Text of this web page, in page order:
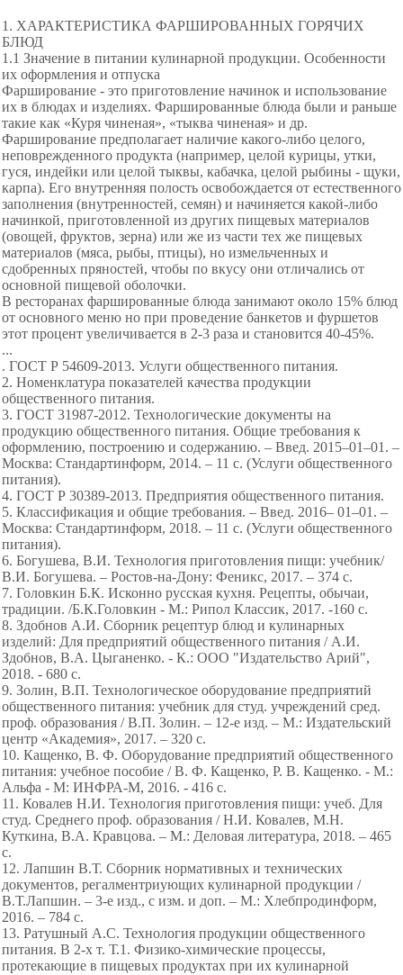
1. ХАРАКТЕРИСТИКА ФАРШИРОВАННЫХ ГОРЯЧИХ
БЛЮД
1.1 Значение в питании кулинарной продукции. Особенности
их оформления и отпуска
Фарширование - это приготовление начинок и использование
их в блюдах и изделиях. Фаршированные блюда были и раньше
такие как «Куря чиненая», «тыква чиненая» и др.
Фарширование предполагает наличие какого-либо целого,
неповрежденного продукта (например, целой курицы, утки,
гуся, индейки или целой тыквы, кабачка, целой рыбины - щуки,
карпа). Его внутренняя полость освобождается от естественного
заполнения (внутренностей, семян) и начиняется какой-либо
начинкой, приготовленной из других пищевых материалов
(овощей, фруктов, зерна) или же из части тех же пищевых
материалов (мяса, рыбы, птицы), но измельченных и
сдобренных пряностей, чтобы по вкусу они отличались от
основной пищевой оболочки.
В ресторанах фаршированные блюда занимают около 15% блюд
от основного меню но при проведение банкетов и фуршетов
этот процент увеличивается в 2-3 раза и становится 40-45%.
...
. ГОСТ Р 54609-2013. Услуги общественного питания.
2. Номенклатура показателей качества продукции
общественного питания.
3. ГОСТ 31987-2012. Технологические документы на
продукцию общественного питания. Общие требования к
оформлению, построению и содержанию. – Введ. 2015–01–01. –
Москва: Стандартинформ, 2014. – 11 с. (Услуги общественного
питания).
4. ГОСТ Р 30389-2013. Предприятия общественного питания.
5. Классификация и общие требования. – Введ. 2016– 01–01. –
Москва: Стандартинформ, 2018. – 11 с. (Услуги общественного
питания).
6. Богушева, В.И. Технология приготовления пищи: учебник/
В.И. Богушева. – Ростов-на-Дону: Феникс, 2017. – 374 с.
7. Головкин Б.К. Исконно русская кухня. Рецепты, обычаи,
традиции. /Б.К.Головкин - М.: Рипол Классик, 2017. -160 с.
8. Здобнов А.И. Сборник рецептур блюд и кулинарных
изделий: Для предприятий общественного питания / А.И.
Здобнов, В.А. Цыганенко. - К.: ООО "Издательство Арий",
2018. - 680 с.
9. Золин, В.П. Технологическое оборудование предприятий
общественного питания: учебник для студ. учреждений сред.
проф. образования / В.П. Золин. – 12-е изд. – М.: Издательский
центр «Академия», 2017. – 320 с.
10. Кащенко, В. Ф. Оборудование предприятий общественного
питания: учебное пособие / В. Ф. Кащенко, Р. В. Кащенко. - М.:
Альфа - М: ИНФРА-М, 2016. - 416 с.
11. Ковалев Н.И. Технология приготовления пищи: учеб. Для
студ. Среднего проф. образования / Н.И. Ковалев, М.Н.
Куткина, В.А. Кравцова. – М.: Деловая литература, 2018. – 465
с.
12. Лапшин В.Т. Сборник нормативных и технических
документов, регалментриующих кулинарной продукции /
В.Т.Лапшин. – 3-е изд., с изм. и доп. – М.: Хлебпродинформ,
2016. – 784 с.
13. Ратушный А.С. Технология продукции общественного
питания. В 2-х т. Т.1. Физико-химические процессы,
протекающие в пищевых продуктах при их кулинарной